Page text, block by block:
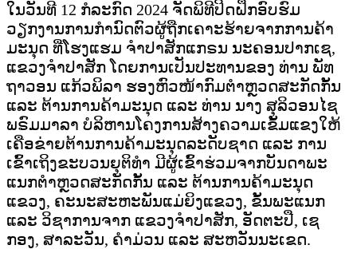
ໃນວັນທີ 12 ກໍລະກົດ 2024 ຈັດພິທີປິດຝຶກອົບຮົມ
ວຽກງານການກໍານົດຕົວຜູ້ຖືກເຄາະຮ້າຍຈາກການຄ້າ
ມະນຸດ ທີ່ໂຮງແຮມ ຈໍາປາສັກແກຣນ ນະຄອນປາກເຊ,
ແຂວງຈໍາປາສັກ ໂດຍການເປັນປະທານຂອງ ທ່ານ ພັທ
ຖາວອນ ແກ້ວພິລາ ຮອງຫົວໜ້າກົມຕໍາຫຼວດສະກັດກັ້ນ
ແລະ ຕ້ານການຄ້າມະນຸດ ແລະ ທ່ານ ນາງ ສຸລິວອນໄຊ
ພຣົມມາລາ ບໍລິຫານໂຄງການສ້າງຄວາມເຂັ້ມແຂງໃຫ້
ເຄືອຂ່າຍຕ້ານການຄ້າມະນຸດລະດັບຊາດ ແລະ ການ
ເຂົ້າເຖິງຂະບວນຍຸຕິທໍາ ມີຜູ້ເຂົ້າຮ່ວມຈາກບັນດາພະ
ແນກຕໍາຫຼວດສະກັດກັ້ນ ແລະ ຕ້ານການຄ້າມະນຸດ
ແຂວງ, ຄະນະສະຫະພັນແມ່ຍິງແຂວງ, ຂັ້ນພະແນກ
ແລະ ວິຊາການຈາກ ແຂວງຈໍາປາສັກ, ອັດຕະປື, ເຊ
ກອງ, ສາລະວັນ, ຄໍາມ່ວນ ແລະ ສະຫວັນນະເຂດ.